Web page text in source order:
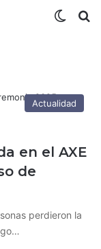
Actualidad
en el AXE
de
perdieron la